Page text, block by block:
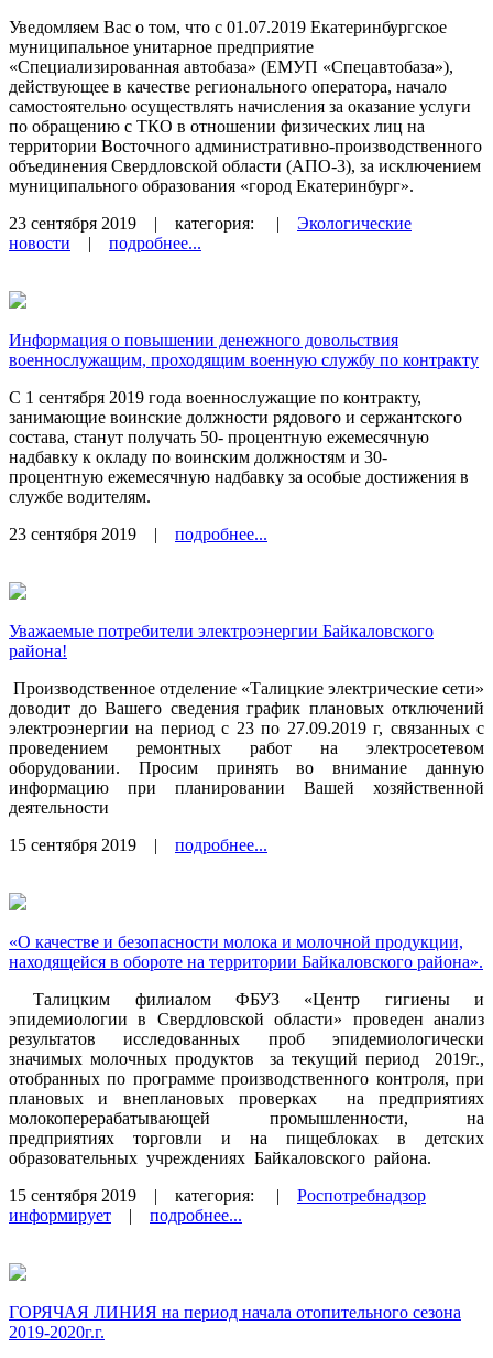
Уведомляем Вас о том, что с 01.07.2019 Екатеринбургское
муниципальное унитарное предприятие
«Специализированная автобаза» (ЕМУП «Спецавтобаза»),
действующее в качестве регионального оператора, начало
самостоятельно осуществлять начисления за оказание услуги
по обращению с ТКО в отношении физических лиц на
территории Восточного административно-производственного
объединения Свердловской области (АПО-3), за исключением
муниципального образования «город Екатеринбург».
23 сентября 2019 | категория: | Экологические
новости | подробнее...
Информация о повышении денежного довольствия
военнослужащим, проходящим военную службу по контракту
С 1 сентября 2019 года военнослужащие по контракту,
занимающие во­инские должности рядового и сержантского
состава, станут получать 50- процентную ежемесячную
надбавку к окладу по воинским должностям и 30-
процентную ежемесячную надбавку за особые достижения в
службе водителям.
23 сентября 2019 | подробнее...
Уважаемые потребители электроэнергии Байкаловского
района!
Производственное отделение «Талицкие электрические сети»
доводит до Вашего сведения график плановых отключений
электроэнергии на период с 23 по 27.09.2019 г, связанных с
проведением ремонтных работ на электросетевом
оборудовании. Просим принять во внимание данную
информацию при планировании Вашей хозяйственной
деятельности
15 сентября 2019 | подробнее...
«О качестве и безопасности молока и молочной продукции,
находящейся в обороте на территории Байкаловского района».
Талицким филиалом ФБУЗ «Центр гигиены и
эпидемиологии в Свердловской области» проведен анализ
результатов исследованных проб эпидемиологически
значимых молочных продуктов за текущий период 2019г.,
отобранных по программе производственного контроля, при
плановых и внеплановых проверках на предприятиях
молокоперерабатывающей промышленности, на
предприятиях торговли и на пищеблоках в детских
образовательных учреждениях Байкаловского района.
15 сентября 2019 | категория: | Роспотребнадзор
информирует | подробнее...
ГОРЯЧАЯ ЛИНИЯ на период начала отопительного сезона
2019-2020г.г.